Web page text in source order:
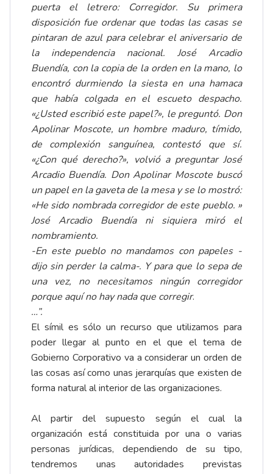
puerta el letrero: Corregidor. Su primera
disposición fue ordenar que todas las casas se
pintaran de azul para celebrar el aniversario de
la independencia nacional. José Arcadio
Buendía, con la copia de la orden en la mano, lo
encontró durmiendo la siesta en una hamaca
que había colgada en el escueto despacho.
«¿Usted escribió este papel?», le preguntó. Don
Apolinar Moscote, un hombre maduro, tímido,
de complexión sanguínea, contestó que sí.
«¿Con qué derecho?», volvió a preguntar José
Arcadio Buendía. Don Apolinar Moscote buscó
un papel en la gaveta de la mesa y se lo mostró:
«He sido nombrada corregidor de este pueblo. »
José Arcadio Buendía ni siquiera miró el
nombramiento.
-En este pueblo no mandamos con papeles -
dijo sin perder la calma-. Y para que lo sepa de
una vez, no necesitamos ningún corregidor
porque aquí no hay nada que corregir.
…”.
El símil es sólo un recurso que utilizamos para
poder llegar al punto en el que el tema de
Gobierno Corporativo va a considerar un orden de
las cosas así como unas jerarquías que existen de
forma natural al interior de las organizaciones.
Al partir del supuesto según el cual la
organización está constituida por una o varias
personas jurídicas, dependiendo de su tipo,
tendremos unas autoridades previstas